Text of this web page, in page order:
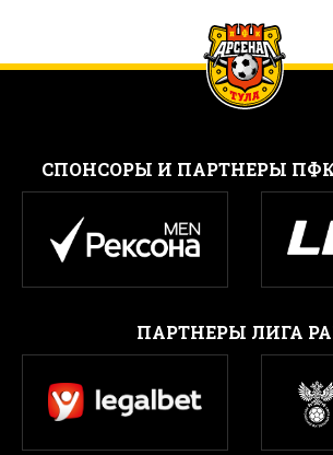
CПОНСОРЫ И ПАРТНЕРЫ ПФК
ПАРТНЕРЫ ЛИГА